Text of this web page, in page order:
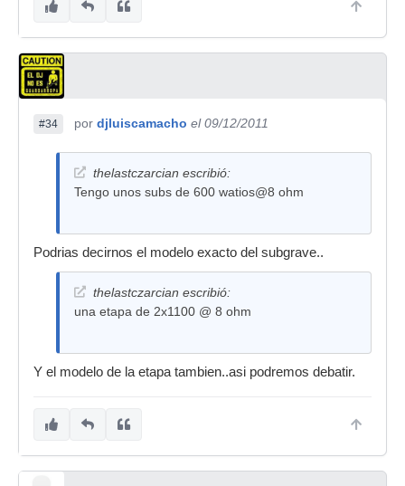
#34 por djluiscamacho el 09/12/2011
thelastczarcian escribió:
Tengo unos subs de 600 watios@8 ohm
Podrias decirnos el modelo exacto del subgrave..
thelastczarcian escribió:
una etapa de 2x1100 @ 8 ohm
Y el modelo de la etapa tambien..asi podremos debatir.